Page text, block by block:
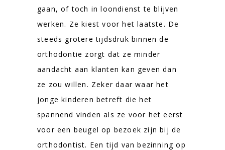
gaan, of toch in loondienst te blijven
werken. Ze kiest voor het laatste. De
steeds grotere tijdsdruk binnen de
orthodontie zorgt dat ze minder
aandacht aan klanten kan geven dan
ze zou willen. Zeker daar waar het
jonge kinderen betreft die het
spannend vinden als ze voor het eerst
voor een beugel op bezoek zijn bij de
orthodontist. Een tijd van bezinning op